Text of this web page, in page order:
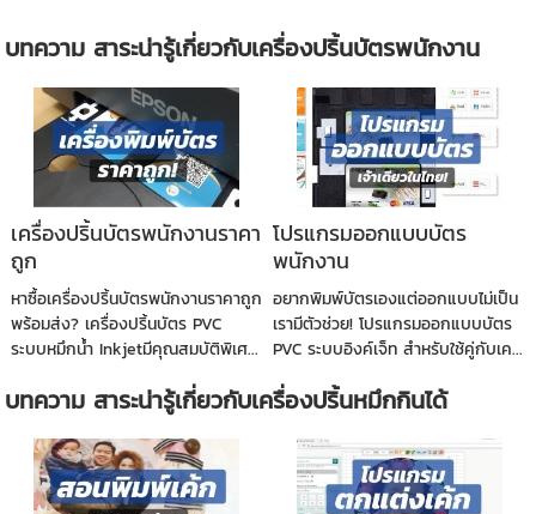
บทความ สาระน่ารู้เกี่ยวกับเครื่องปริ้นบัตรพนักงาน
เครื่องปริ้นบัตรพนักงานราคา
ถูก
หาซื้อเครื่องปริ้นบัตรพนักงานราคาถูก
พร้อมส่ง? เครื่องปริ้นบัตร PVC
ระบบหมึกน้ำ Inkjetมีคุณสมบัติพิเศ...
โปรแกรมออกแบบบัตร
พนักงาน
อยากพิมพ์บัตรเองแต่ออกแบบไม่เป็น
เรามีตัวช่วย! โปรแกรมออกแบบบัตร
PVC ระบบอิงค์เจ็ท สำหรับใช้คู่กับเค...
บทความ สาระน่ารู้เกี่ยวกับเครื่องปริ้นหมึกกินได้